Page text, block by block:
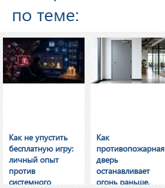
по теме:
Как не упустить
бесплатную игру:
личный опыт
против
системного
Как
противопожарная
дверь
останавливает
огонь раньше,